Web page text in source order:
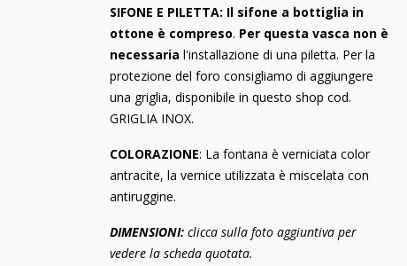
SIFONE E PILETTA: Il sifone a bottiglia in
ottone è compreso. Per questa vasca non è
necessaria l'installazione di una piletta. Per la
protezione del foro consigliamo di aggiungere
una griglia, disponibile in questo shop cod.
GRIGLIA INOX.
COLORAZIONE: La fontana è verniciata color
antracite, la vernice utilizzata è miscelata con
antiruggine.
DIMENSIONI:clicca sulla foto aggiuntiva per
vedere la scheda quotata.